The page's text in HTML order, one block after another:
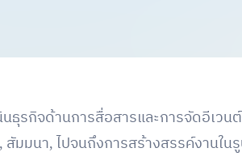
นธุรกิจด้านการสื่อสารและการจัดอีเ
มมนา, ไปจนถึงการสร้างสรรค์งานใน